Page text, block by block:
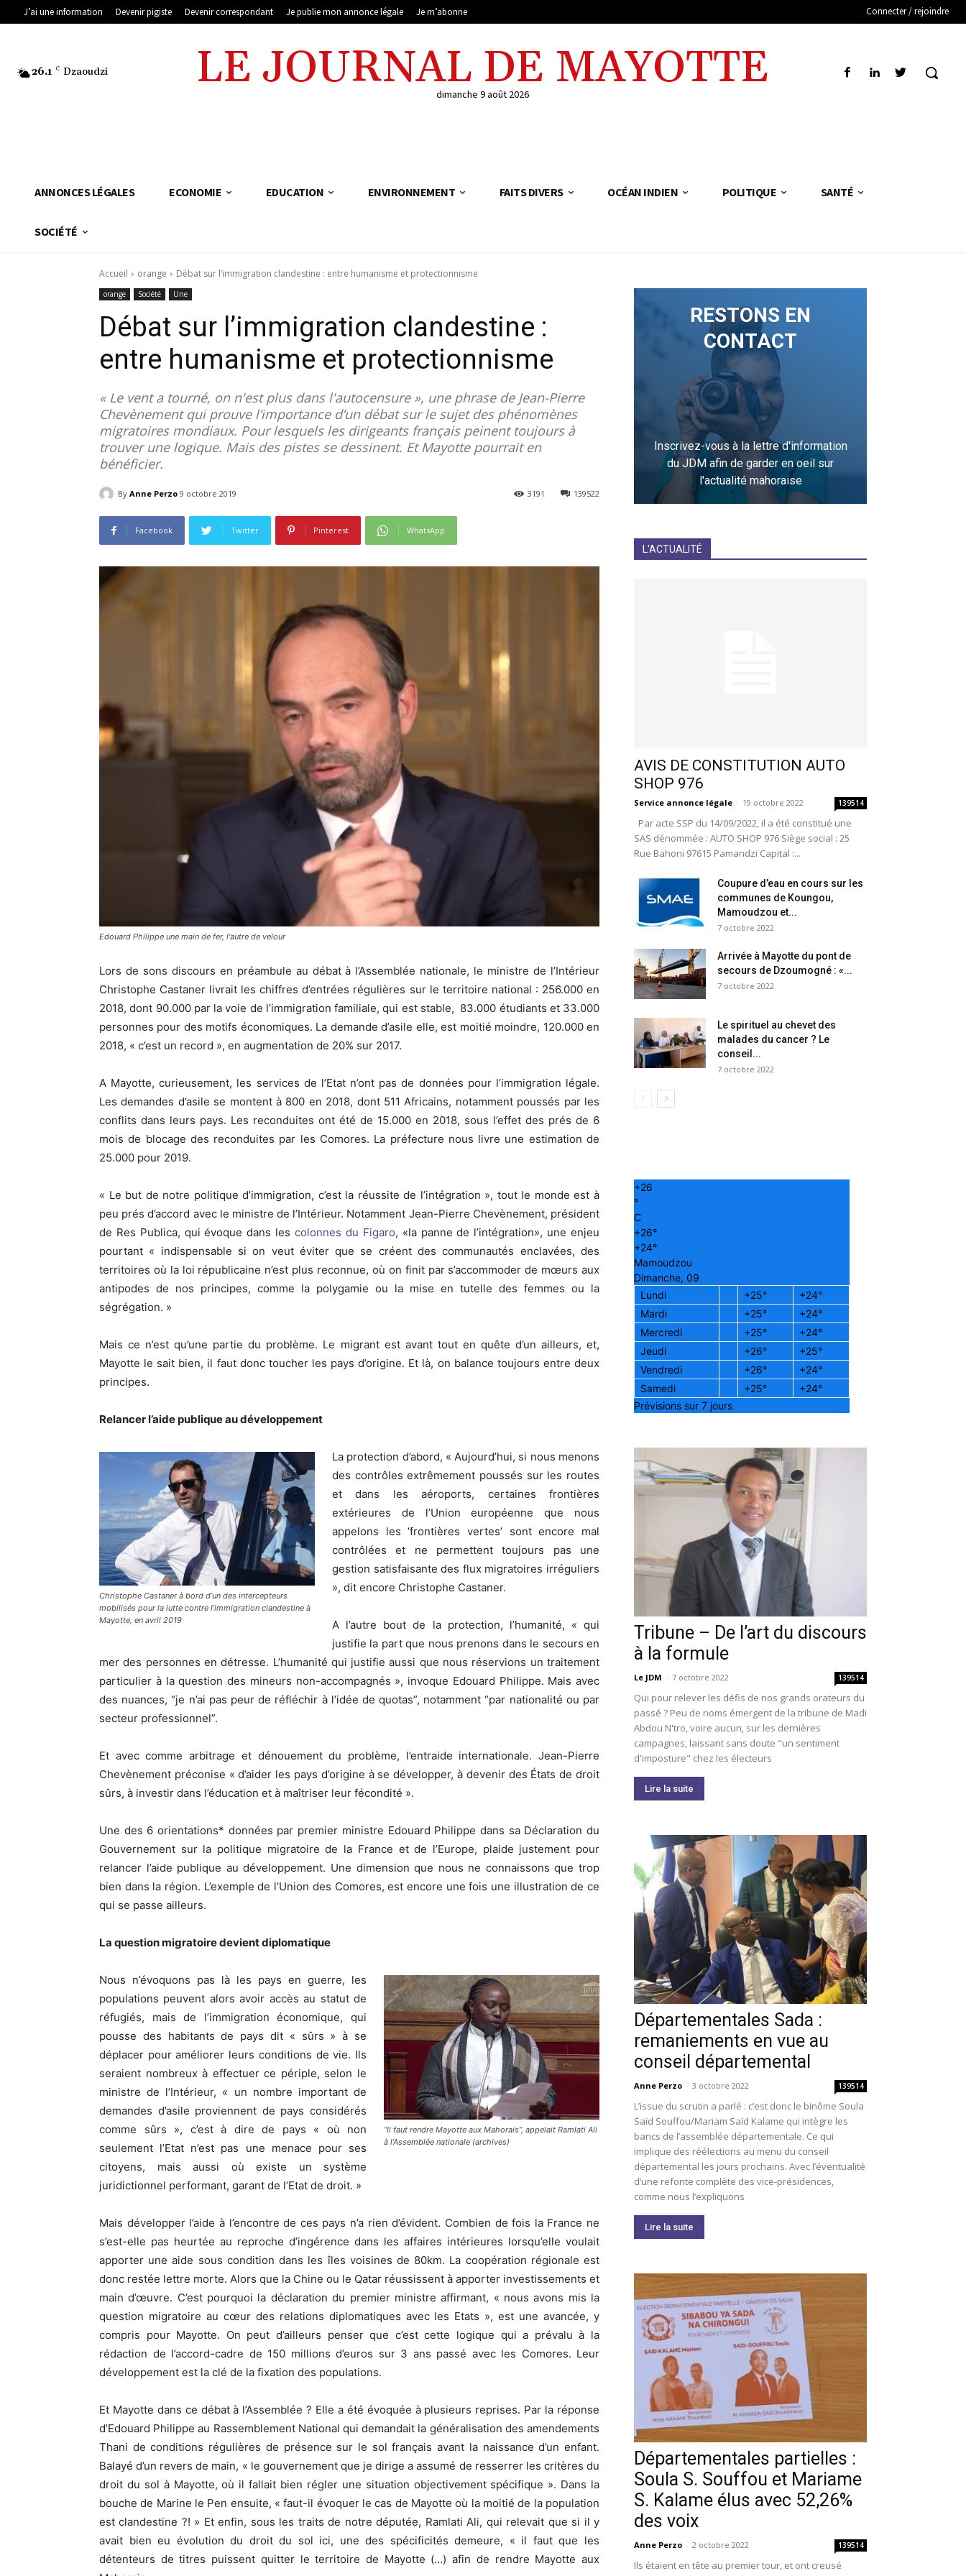
J’ai une information Devenir pigiste Devenir correspondant Je publie mon annonce légale Je m’abonne Connecter / rejoindre
26.1 C Dzaoudzi LE JOURNAL DE MAYOTTE
dimanche 9 août 2026
ANNONCES LÉGALES ECONOMIE EDUCATION ENVIRONNEMENT FAITS DIVERS OCÉAN INDIEN POLITIQUE SANTÉ
SOCIÉTÉ
Accueil orange Débat sur l’immigration clandestine : entre humanisme et protectionnisme
orange Société Une
Débat sur l’immigration clandestine :
entre humanisme et protectionnisme
« Le vent a tourné, on n'est plus dans l'autocensure », une phrase de Jean-Pierre
Chevènement qui prouve l’importance d’un débat sur le sujet des phénomènes
migratoires mondiaux. Pour lesquels les dirigeants français peinent toujours à
trouver une logique. Mais des pistes se dessinent. Et Mayotte pourrait en
bénéficier.
By Anne Perzo 9 octobre 2019 139522
3191
Facebook Twitter Pinterest WhatsApp
Edouard Philippe une main de fer, l'autre de velour
Lors de sons discours en préambule au débat à l’Assemblée nationale, le ministre de l’Intérieur
Christophe Castaner livrait les chiffres d’entrées régulières sur le territoire national : 256.000 en
2018, dont 90.000 par la voie de l’immigration familiale, qui est stable, 83.000 étudiants et 33.000
personnes pour des motifs économiques. La demande d’asile elle, est moitié moindre, 120.000 en
2018, « c’est un record », en augmentation de 20% sur 2017.
A Mayotte, curieusement, les services de l’Etat n’ont pas de données pour l’immigration légale.
Les demandes d’asile se montent à 800 en 2018, dont 511 Africains, notamment poussés par les
conflits dans leurs pays. Les reconduites ont été de 15.000 en 2018, sous l’effet des prés de 6
mois de blocage des reconduites par les Comores. La préfecture nous livre une estimation de
25.000 pour 2019.
« Le but de notre politique d’immigration, c’est la réussite de l’intégration », tout le monde est à
peu prés d’accord avec le ministre de l’Intérieur. Notamment Jean-Pierre Chevènement, président
de Res Publica, qui évoque dans lescolonnes du Figaro, «la panne de l’intégration», une enjeu
pourtant « indispensable si on veut éviter que se créent des communautés enclavées, des
territoires où la loi républicaine n’est plus reconnue, où on finit par s’accommoder de mœurs aux
antipodes de nos principes, comme la polygamie ou la mise en tutelle des femmes ou la
ségrégation. »
Mais ce n’est qu’une partie du problème. Le migrant est avant tout en quête d’un ailleurs, et,
Mayotte le sait bien, il faut donc toucher les pays d’origine. Et là, on balance toujours entre deux
principes.
Relancer l’aide publique au développement
Christophe Castaner à bord d’un des intercepteurs
mobilisés pour la lutte contre l’immigration clandestine à
Mayotte, en avril 2019
La protection d’abord, « Aujourd’hui, si nous menons
des contrôles extrêmement poussés sur les routes
et dans les aéroports, certaines frontières
extérieures de l’Union européenne que nous
appelons les ‘frontières vertes’ sont encore mal
contrôlées et ne permettent toujours pas une
gestion satisfaisante des flux migratoires irréguliers
», dit encore Christophe Castaner.
A l’autre bout de la protection, l’humanité, « qui
justifie la part que nous prenons dans le secours en
mer des personnes en détresse. L’humanité qui justifie aussi que nous réservions un traitement
particulier à la question des mineurs non-accompagnés », invoque Edouard Philippe. Mais avec
des nuances, “je n’ai pas peur de réfléchir à l’idée de quotas”, notamment “par nationalité ou par
secteur professionnel”.
Et avec comme arbitrage et dénouement du problème, l’entraide internationale. Jean-Pierre
Chevènement préconise « d’aider les pays d’origine à se développer, à devenir des États de droit
sûrs, à investir dans l’éducation et à maîtriser leur fécondité ».
Une des 6 orientations* données par premier ministre Edouard Philippe dans sa Déclaration du
Gouvernement sur la politique migratoire de la France et de l’Europe, plaide justement pour
relancer l’aide publique au développement. Une dimension que nous ne connaissons que trop
bien dans la région. L’exemple de l’Union des Comores, est encore une fois une illustration de ce
qui se passe ailleurs.
La question migratoire devient diplomatique
“Il faut rendre Mayotte aux Mahorais”, appelait Ramlati Ali
à l’Assemblée nationale (archives)
Nous n’évoquons pas là les pays en guerre, les
populations peuvent alors avoir accès au statut de
réfugiés, mais de l’immigration économique, qui
pousse des habitants de pays dit « sûrs » à se
déplacer pour améliorer leurs conditions de vie. Ils
seraient nombreux à effectuer ce périple, selon le
ministre de l’Intérieur, « un nombre important de
demandes d’asile proviennent de pays considérés
comme sûrs », c’est à dire de pays « où non
seulement l’Etat n’est pas une menace pour ses
citoyens, mais aussi où existe un système
juridictionnel performant, garant de l’Etat de droit. »
Mais développer l’aide à l’encontre de ces pays n’a rien d’évident. Combien de fois la France ne
s’est-elle pas heurtée au reproche d’ingérence dans les affaires intérieures lorsqu’elle voulait
apporter une aide sous condition dans les îles voisines de 80km. La coopération régionale est
donc restée lettre morte. Alors que la Chine ou le Qatar réussissent à apporter investissements et
main d’œuvre. C’est pourquoi la déclaration du premier ministre affirmant, « nous avons mis la
question migratoire au cœur des relations diplomatiques avec les Etats », est une avancée, y
compris pour Mayotte. On peut d’ailleurs penser que c’est cette logique qui a prévalu à la
rédaction de l’accord-cadre de 150 millions d’euros sur 3 ans passé avec les Comores. Leur
développement est la clé de la fixation des populations.
Et Mayotte dans ce débat à l’Assemblée ? Elle a été évoquée à plusieurs reprises. Par la réponse
d’Edouard Philippe au Rassemblement National qui demandait la généralisation des amendements
Thani de conditions régulières de présence sur le sol français avant la naissance d’un enfant.
Balayé d’un revers de main, « le gouvernement que je dirige a assumé de resserrer les critères du
droit du sol à Mayotte, où il fallait bien régler une situation objectivement spécifique ». Dans la
bouche de Marine le Pen ensuite, « faut-il évoquer le cas de Mayotte où la moitié de la population
est clandestine ?! » Et enfin, sous les traits de notre députée, Ramlati Ali, qui relevait que si il y
avait bien eu évolution du droit du sol ici, une des spécificités demeure, « il faut que les
détenteurs de titres puissent quitter le territoire de Mayotte (…) afin de rendre Mayotte aux
RESTONS EN
CONTACT
Inscrivez-vous à la lettre d'information
du JDM afin de garder en oeil sur
l'actualité mahoraise
L'ACTUALITÉ
AVIS DE CONSTITUTION AUTO
SHOP 976
Service annonce légale - 19 octobre 2022 139514
Par acte SSP du 14/09/2022, il a été constitué une
SAS dénommée : AUTO SHOP 976 Siège social : 25
Rue Bahoni 97615 Pamandzi Capital :...
Coupure d’eau en cours sur les
communes de Koungou,
Mamoudzou et...
7 octobre 2022
Arrivée à Mayotte du pont de
secours de Dzoumogné : «...
7 octobre 2022
Le spirituel au chevet des
malades du cancer ? Le
conseil...
7 octobre 2022
+26
°
C
+26°
+24°
Mamoudzou
Dimanche, 09
Lundi
+25° +24°
Mardi
+25° +24°
Mercredi
+25° +24°
Jeudi
+26° +25°
Vendredi
+26° +24°
Samedi
+25° +24°
Prévisions sur 7 jours
Tribune – De l’art du discours
à la formule
Le JDM - 7 octobre 2022 139514
Qui pour relever les défis de nos grands orateurs du
passé ? Peu de noms émergent de la tribune de Madi
Abdou N'tro, voire aucun, sur les dernières
campagnes, laissant sans doute "un sentiment
d'imposture" chez les électeurs
Lire la suite
Départementales Sada :
remaniements en vue au
conseil départemental
Anne Perzo - 3 octobre 2022 139514
L’issue du scrutin a parlé : c’est donc le binôme Soula
Saïd Souffou/Mariam Saïd Kalame qui intègre les
bancs de l’assemblée départementale. Ce qui
implique des réélections au menu du conseil
départemental les jours prochains. Avec l’éventualité
d’une refonte complète des vice-présidences,
comme nous l’expliquons
Lire la suite
Départementales partielles :
Soula S. Souffou et Mariame
S. Kalame élus avec 52,26%
des voix
Anne Perzo - 2 octobre 2022 139514
Ils étaient en tête au premier tour, et ont creusé